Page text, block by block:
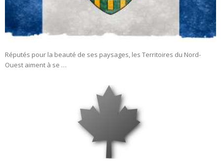
Réputés pour la beauté de ses paysages, les Territoires du Nord-
Ouest aiment à se …